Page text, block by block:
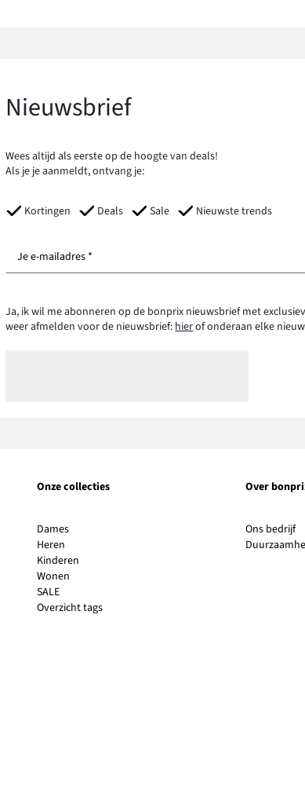
Nieuwsbrief
Wees altijd als eerste op de hoogte van deals!
Als je je aanmeldt, ontvang je:
Kortingen Deals Sale Nieuwste trends
Je e-mailadres *
Ja, ik wil me abonneren op de bonprix nieuwsbrief met
weer afmelden voor de nieuwsbrief: hierof onderaan elke
Onze collecties
Dames
Heren
Kinderen
Wonen
SALE
Overzicht tags
Over
Ons bedrijf